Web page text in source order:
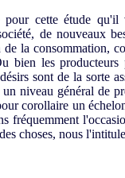
cette étude
de nouveaux
la consommation,
bien les producteurs
sont de la sorte
niveau général de
corollaire un
fréquemment
choses, nous